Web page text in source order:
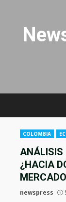
COLOMBIA
ANÁLISIS
¿HACIA
newspress